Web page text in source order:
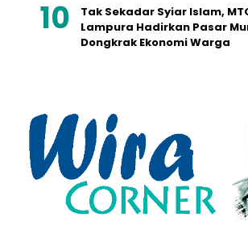
Tak Sekadar Syiar Islam,
Lampura Hadirkan Pasar
Dongkrak Ekonomi Warga